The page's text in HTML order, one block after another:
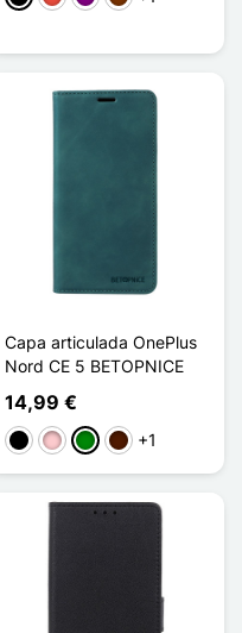
Capa articulada OnePlus
Nord CE 5 BETOPNICE
14,99 €
PretoRosaVerdeCastanho escuro
+1